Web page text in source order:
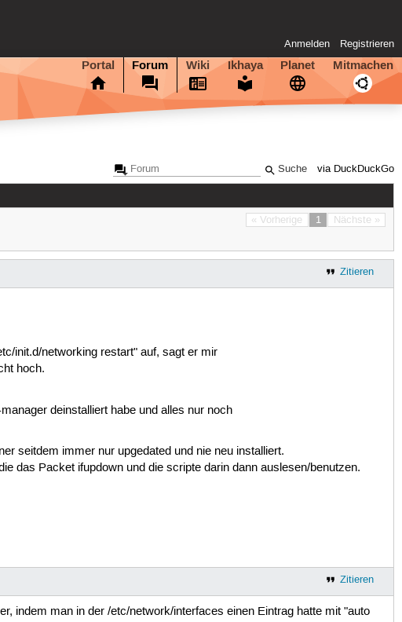
Anmelden Registrieren
Portal Forum Wiki Ikhaya Planet Mitmachen
via DuckDuckGo
« Vorherige 1 Nächste »
Zitieren
init.d/networking restart" auf, sagt er mir
hoch.
deinstalliert habe und alles nur noch
seitdem immer nur upgedated und nie neu installiert.
das Packet ifupdown und die scripte darin dann auslesen/benutzen.
Zitieren
indem man in der /etc/network/interfaces einen Eintrag hatte mit "auto